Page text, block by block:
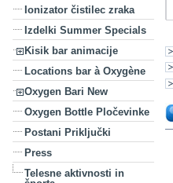
Ionizator čistilec zraka
Izdelki Summer Specials
Kisik bar animacije
Locations bar à Oxygène
Oxygen Bari New
Oxygen Bottle Pločevinke
Postani Priključki
Press
Telesne aktivnosti in